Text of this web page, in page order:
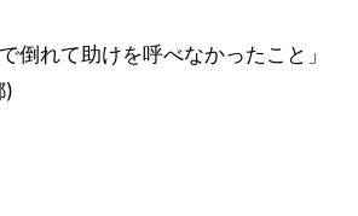
倒れて助けを呼べなかったこと」
)